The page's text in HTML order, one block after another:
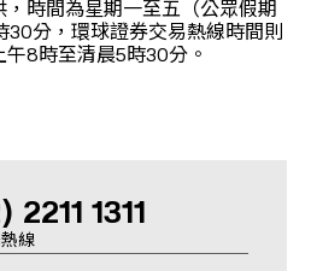
時間為星期一至五（公眾假期
30分，環球證券交易熱線時間則
8時至清晨5時30分。
2211 1311
線